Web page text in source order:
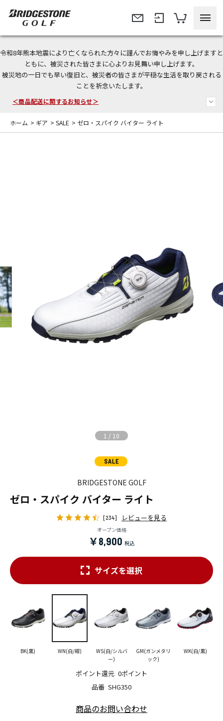
令和8年熊本地震により亡くなられた方々に謹んでお悔やみを申し上げますと
ともに、被災された皆さまに心よりお見舞い申し上げます。
被災地の一日でも早い復旧と、被災者の皆さまが平穏な生活を取り戻される
ことを祈念いたします。
今なら新規会員登録で1,000円OFFクーポンプレゼント！
＜商品配送に関するお知らせ＞
＜夏季休暇中のご注文・発送・お問い合わせ＞
ホーム > ギア > SALE > ゼロ・スパイク バイター ライト
1 / 10
BRIDGESTONE GOLF
ゼロ・スパイク バイター ライト
[234] レビューを見る
オープン価格
￥8,900
品番 SHG350
ポイント還元 0ポイント
サイズを選択
BK(黒) WN(白/紺)
WS(白/シルバ
ー)
GM(ガンメタリ
ック)
WK(白/黒)
商品のお問い合わせ